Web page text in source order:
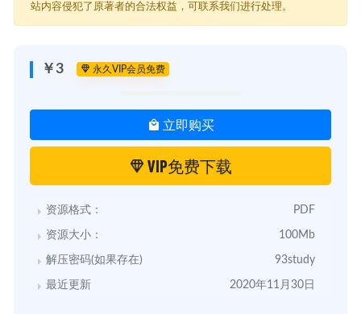
站内容侵犯了原著者的合法权益，可联系我们进行处理。
￥3 永久VIP会员免费
立即购买
VIP免费下载
资源格式： PDF
资源大小： 100Mb
解压密码(如果存在) 93study
最近更新 2020年11月30日